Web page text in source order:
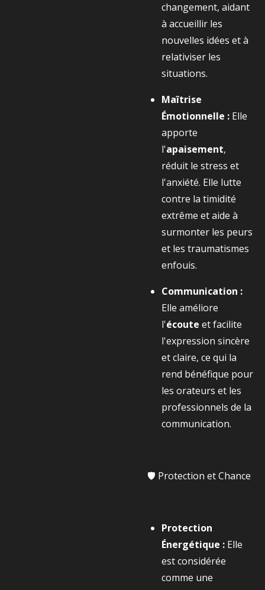
changement, aidant
à accueillir les
nouvelles idées et à
relativiser les
situations.
Maîtrise
Émotionnelle : Elle
apporte
l'apaisement,
réduit le stress et
l'anxiété. Elle lutte
contre la timidité
extrême et aide à
surmonter les peurs
et les traumatismes
enfouis.
Communication :
Elle améliore
l'écoute et facilite
l'expression sincère
et claire, ce qui la
rend bénéfique pour
les orateurs et les
professionnels de la
communication.
🛡️ Protection et Chance
Protection
Énergétique : Elle
est considérée
comme une